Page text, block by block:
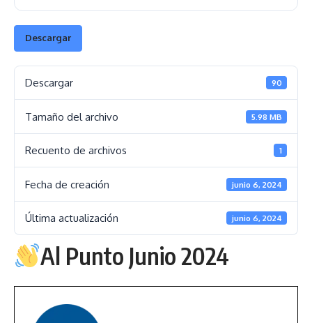
Descargar
Descargar 90
Tamaño del archivo 5.98 MB
Recuento de archivos 1
Fecha de creación junio 6, 2024
Última actualización junio 6, 2024
Al Punto Junio 2024